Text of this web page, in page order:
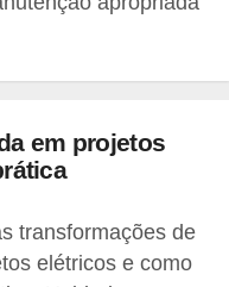
em projetos
transformações de
elétricos e como